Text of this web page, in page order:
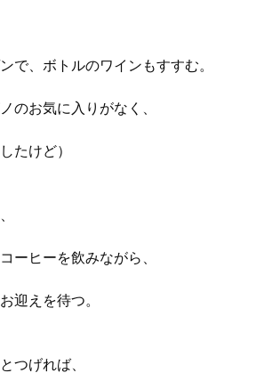
で、ボトルのワインもすすむ。
のお気に入りがなく、
たけど）
ーヒーを飲みながら、
迎えを待つ。
つげれば、